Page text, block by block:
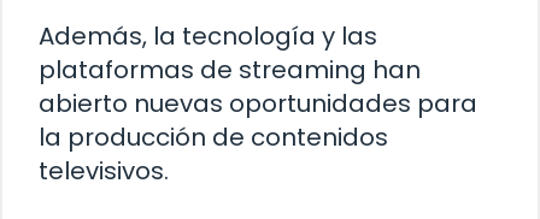
Además, la tecnología y las
plataformas de streaming han
abierto nuevas oportunidades para
la producción de contenidos
televisivos.